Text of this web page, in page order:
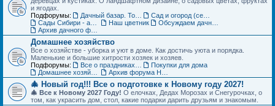
и ягодах.
Подфорумы:
Наш цветник
Домашнее хозяйство
Все о хозяйстве - уборка и уют в доме. Как достичь уюта и порядка.
Маленькие и большие хитрости хозяек и хозяев.
Подфорумы:
Покупки для дома
🎄 Новый год!!! Все о подготовке к Новому году 2027!
🎄 Все к Новому 2027 Году! О елочках, Дедах Морозах и Снегурочках, о
том, как украсить дом, стол, какие подарки дарить друзьям и знакомым.